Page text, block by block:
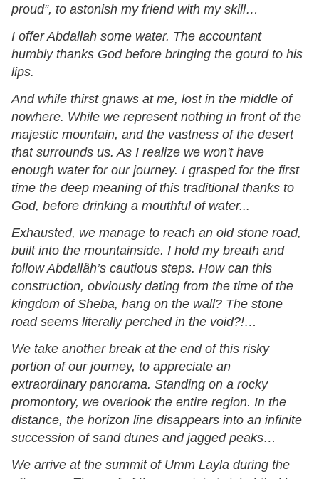
proud”, to astonish my friend with my skill…
I offer Abdallah some water. The accountant
humbly thanks God before bringing the gourd to his
lips.
And while thirst gnaws at me, lost in the middle of
nowhere. While we represent nothing in front of the
majestic mountain, and the vastness of the desert
that surrounds us. As I realize we won't have
enough water for our journey. I grasped for the first
time the deep meaning of this traditional thanks to
God, before drinking a mouthful of water...
Exhausted, we manage to reach an old stone road,
built into the mountainside. I hold my breath and
follow Abdallâh’s cautious steps. How can this
construction, obviously dating from the time of the
kingdom of Sheba, hang on the wall? The stone
road seems literally perched in the void?!…
We take another break at the end of this risky
portion of our journey, to appreciate an
extraordinary panorama. Standing on a rocky
promontory, we overlook the entire region. In the
distance, the horizon line disappears into an infinite
succession of sand dunes and jagged peaks…
We arrive at the summit of Umm Layla during the